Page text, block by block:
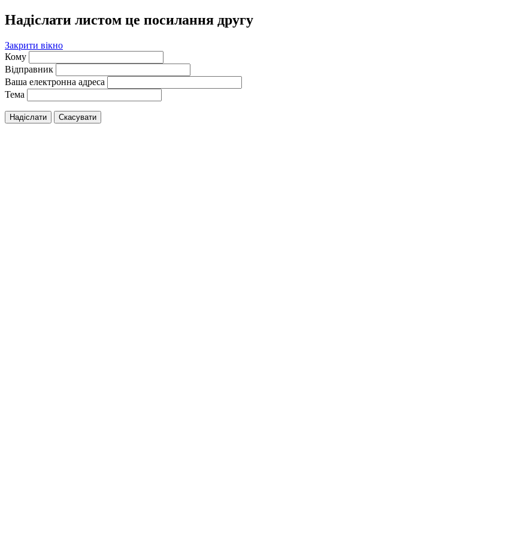
Надіслати листом це посилання другу
Закрити вікно
Кому
Відправник
Ваша електронна адреса
Тема
Надіслати Скасувати